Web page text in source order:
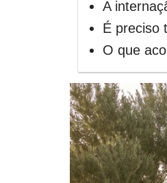
A
É preciso
O que